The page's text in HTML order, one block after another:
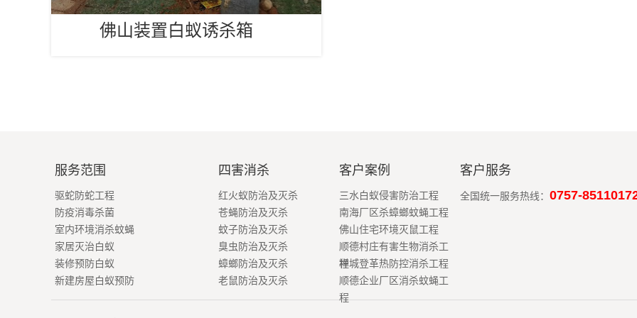
佛山装置白蚁诱杀箱
服务范围
驱蛇防蛇工程
防疫消毒杀菌
室内环境消杀蚊蝇
家居灭治白蚁
装修预防白蚁
新建房屋白蚁预防
四害消杀
红火蚁防治及灭杀
苍蝇防治及灭杀
蚊子防治及灭杀
臭虫防治及灭杀
蟑螂防治及灭杀
老鼠防治及灭杀
客户案例
三水白蚁侵害防治工程
南海厂区杀蟑螂蚊蝇工程
佛山住宅环境灭鼠工程
顺德村庄有害生物消杀工
程
禅城登革热防控消杀工程
顺德企业厂区消杀蚊蝇工
程
客户服务
全国统一服务热线： 0757-